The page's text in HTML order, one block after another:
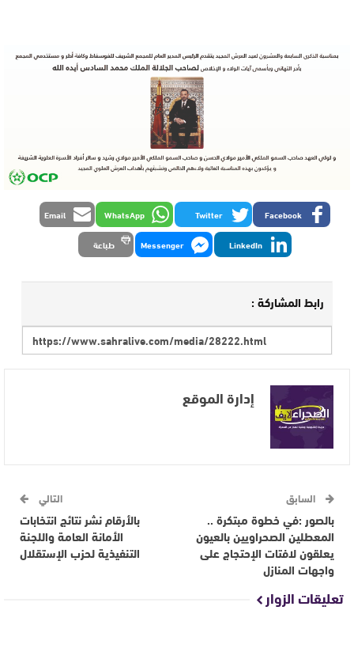
Facebook
Twitter
WhatsApp
Email
LinkedIn
Messenger طباعة
رابط المشاركة :
إدارة الموقع
السابق
بالصور :في خطوة مبتكرة ..
المعطلين الصحراويين بالعيون
يعلقون لافتات الإحتجاج على
واجهات المنازل
التالي
بالأرقام نشر نتائج انتخابات
الأمانة العامة واللجنة
التنفيذية لحزب الإستقلال
تعليقات الزوار